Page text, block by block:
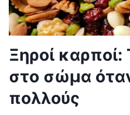
Ξηροί καρποί:
στο σώμα
πολλούς